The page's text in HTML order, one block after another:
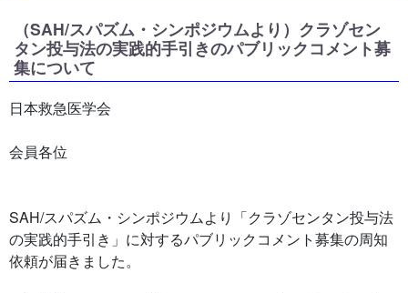
（SAH/スパズム・シンポジウムより）クラゾセン
タン投与法の実践的手引きのパブリックコメント募
集について
日本救急医学会
会員各位
SAH/スパズム・シンポジウムより「クラゾセンタン投与法
の実践的手引き」に対するパブリックコメント募集の周知
依頼が届きました。